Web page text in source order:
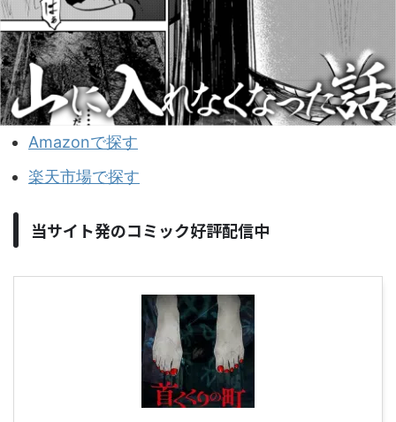
Amazonで探す
楽天市場で探す
当サイト発のコミック好評配信中